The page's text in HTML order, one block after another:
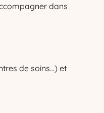
dans
de soins…) et